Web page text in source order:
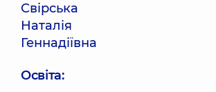
Свірська
Наталія
Геннадіївна
Освіта: